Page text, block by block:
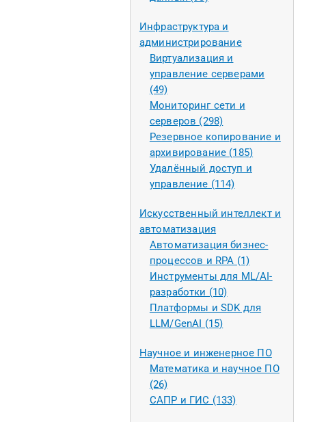
Инфраструктура и
администрирование
Виртуализация и
управление серверами
(49)
Мониторинг сети и
серверов (298)
Резервное копирование и
архивирование (185)
Удалённый доступ и
управление (114)
Искусственный интеллект и
автоматизация
Автоматизация бизнес-
процессов и RPA (1)
Инструменты для ML/AI-
разработки (10)
Платформы и SDK для
LLM/GenAI (15)
Научное и инженерное ПО
Математика и научное ПО
(26)
САПР и ГИС (133)